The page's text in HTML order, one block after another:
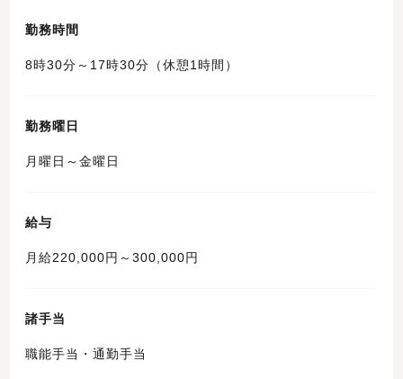
勤務時間
8時30分～17時30分（休憩1時間）
勤務曜日
月曜日～金曜日
給与
月給220,000円～300,000円
諸手当
職能手当・通勤手当